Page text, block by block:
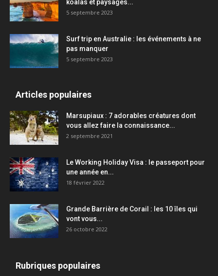
koalas et paysages...
5 septembre 2023
Surf trip en Australie : les événements à ne
pas manquer
5 septembre 2023
Articles populaires
Marsupiaux : 7 adorables créatures dont
vous allez faire la connaissance...
2 septembre 2021
Le Working Holiday Visa : le passeport pour
une année en...
18 février 2022
Grande Barrière de Corail : les 10 îles qui
vont vous...
26 octobre 2022
Rubriques populaires